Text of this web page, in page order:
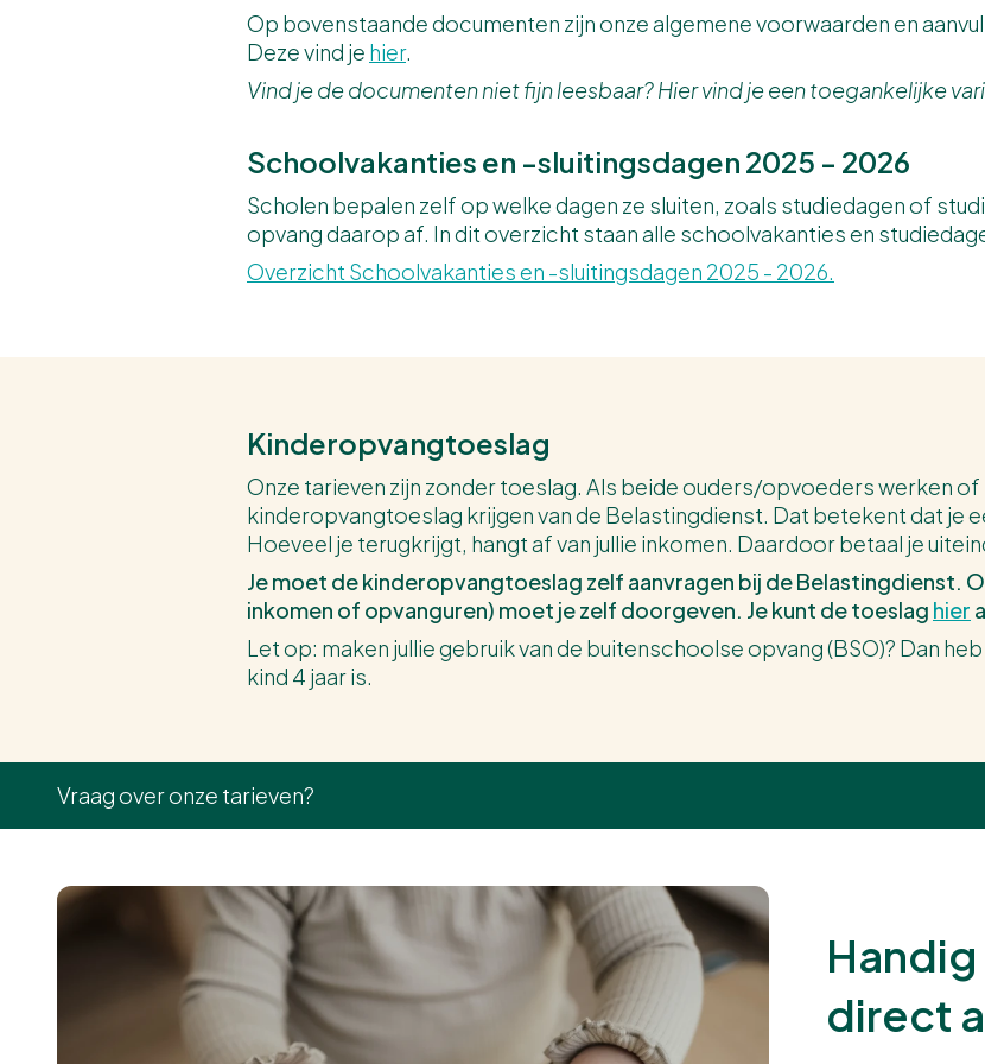
Op bovenstaande documenten zijn onze algemene voorwaarden en
Deze vind je hier.
Vind je de documenten niet fijn leesbaar? Hier vind je een toegankelijke
Schoolvakanties en -sluitingsdagen 2025 - 2026
Scholen bepalen zelf op welke dagen ze sluiten, zoals studiedagen of
opvang daarop af. In dit overzicht staan alle schoolvakanties en
Overzicht Schoolvakanties en -sluitingsdagen 2025 - 2026.
Kinderopvangtoeslag
Onze tarieven zijn zonder toeslag. Als beide ouders/opvoeders werken of
kinderopvangtoeslag krijgen van de Belastingdienst. Dat betekent dat je
Hoeveel je terugkrijgt, hangt af van jullie inkomen. Daardoor betaal je
Je moet de kinderopvangtoeslag zelf aanvragen bij de Belastingdienst.
inkomen of opvanguren) moet je zelf doorgeven. Je kunt de toeslag hier
Let op: maken jullie gebruik van de buitenschoolse opvang (BSO)? Dan
kind 4 jaar is.
Vraag over onze tarieven?
direct